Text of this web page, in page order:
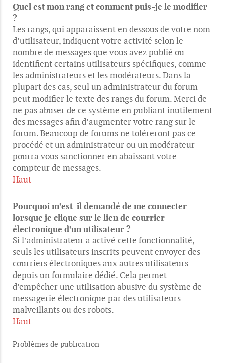
Quel est mon rang et comment puis-je le modifier
?
Les rangs, qui apparaissent en dessous de votre nom
d’utilisateur, indiquent votre activité selon le
nombre de messages que vous avez publié ou
identifient certains utilisateurs spécifiques, comme
les administrateurs et les modérateurs. Dans la
plupart des cas, seul un administrateur du forum
peut modifier le texte des rangs du forum. Merci de
ne pas abuser de ce système en publiant inutilement
des messages afin d’augmenter votre rang sur le
forum. Beaucoup de forums ne toléreront pas ce
procédé et un administrateur ou un modérateur
pourra vous sanctionner en abaissant votre
compteur de messages.
Haut
Pourquoi m’est-il demandé de me connecter
lorsque je clique sur le lien de courrier
électronique d’un utilisateur ?
Si l’administrateur a activé cette fonctionnalité,
seuls les utilisateurs inscrits peuvent envoyer des
courriers électroniques aux autres utilisateurs
depuis un formulaire dédié. Cela permet
d’empêcher une utilisation abusive du système de
messagerie électronique par des utilisateurs
malveillants ou des robots.
Haut
Problèmes de publication